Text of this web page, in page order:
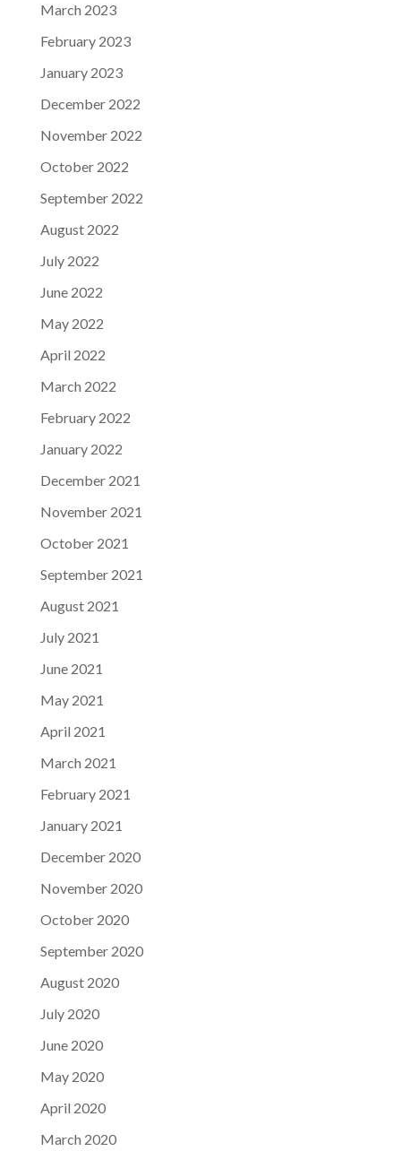
March 2023
February 2023
January 2023
December 2022
November 2022
October 2022
September 2022
August 2022
July 2022
June 2022
May 2022
April 2022
March 2022
February 2022
January 2022
December 2021
November 2021
October 2021
September 2021
August 2021
July 2021
June 2021
May 2021
April 2021
March 2021
February 2021
January 2021
December 2020
November 2020
October 2020
September 2020
August 2020
July 2020
June 2020
May 2020
April 2020
March 2020